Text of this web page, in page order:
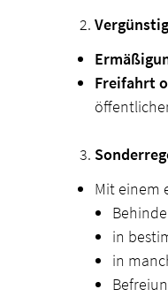
Freifahrt
Mit einem
in
in